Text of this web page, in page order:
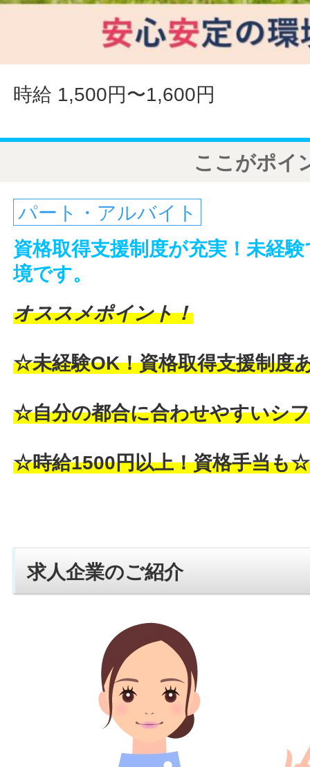
時給 1,500円〜1,600円
ここがポイ
パート・アルバイト
資格取得支援制度が充実！未経
境です。
オススメポイント！
☆未経験OK！資格取得支援制度
☆自分の都合に合わせやすいシ
☆時給1500円以上！資格手当も☆
求人企業のご紹介